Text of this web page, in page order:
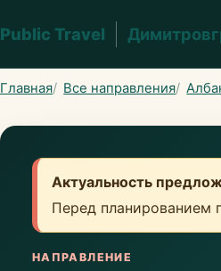
Public Travel
Главная Все направления
Актуальность
Перед планированием
НАПРАВЛЕНИЕ